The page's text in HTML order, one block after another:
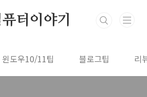
터이야기
윈도우10/11팁 블로그팁 리